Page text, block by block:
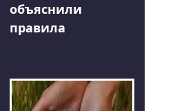
объяснили
правила